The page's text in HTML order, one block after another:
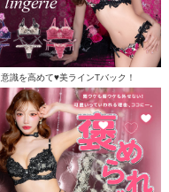
意識を高めて♥美ラインTバック！